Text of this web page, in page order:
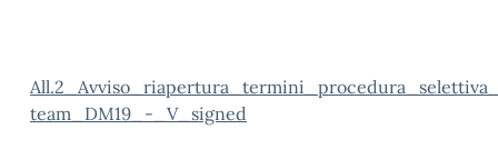
team_DM19_-_V_signed